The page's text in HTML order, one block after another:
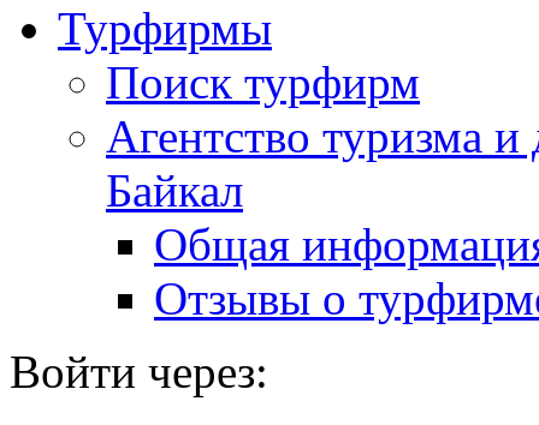
Турфирмы
Поиск турфирм
Агентство туризма
Байкал
Общая
Отзывы о
Войти через: